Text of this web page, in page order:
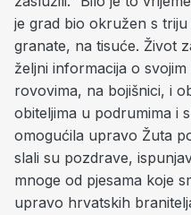
je grad bio okružen s
granate, na tisuće. Život
željni informacija o
rovovima, na bojišnici, i
obiteljima u podrumima i
omogućila upravo Žuta
slali su pozdrave,
mnoge od pjesama koje
upravo hrvatskih